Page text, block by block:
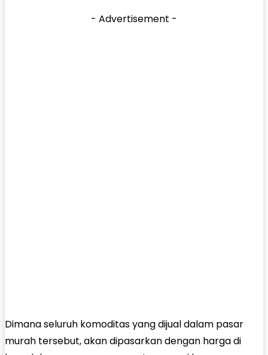
- Advertisement -
Dimana seluruh komoditas yang dijual dalam pasar
murah tersebut, akan dipasarkan dengan harga di